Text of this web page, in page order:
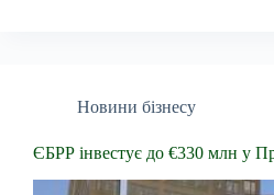
Новини бізнесу
ЄБРР інвестує до €330 млн у